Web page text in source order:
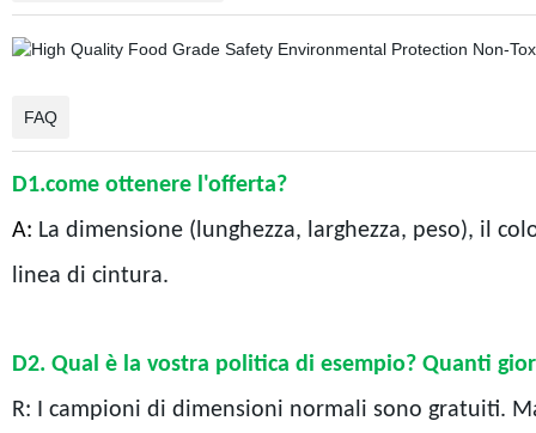
FAQ
D1.come ottenere l'offerta?
A: La dimensione (lunghezza, larghezza, peso), il
linea di cintura.
D2. Qual è la vostra politica di esempio? Quanti
R: I campioni di dimensioni normali sono gratuiti.